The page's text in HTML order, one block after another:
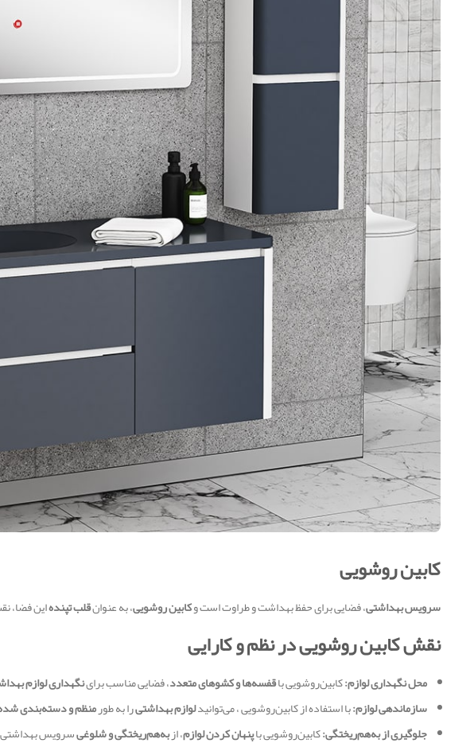
کابین روشویی
سرویس بهداشتی، فضایی برای حفظ بهداشت و طراوت است وکابین روشویی، به عنوانقلب تپندهاین فضا،
نقش کابین روشویی در نظم و کارایی
محل نگهداری لوازم:کابین‌روشویی باقفسه‌ها و کشوهای متعدد، فضایی مناسب براینگهداری لوازم
سازماندهی لوازم:با استفاده از کابین‌روشویی ، می‌توانیدلوازم بهداشتیرا به طورمنظم و دسته‌بندی
جلوگیری از به‌هم‌ریختگی:کابین‌روشویی باپنهان کردن لوازم، ازبه‌هم‌ریختگی و شلوغیسرویس